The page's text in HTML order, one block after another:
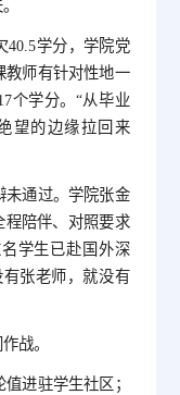
40.5学分，学院党
教师有针对性地一
个学分。“从毕业
望的边缘拉回来
未通过。学院张金
程陪伴、对照要求
学生已赴国外深
张老师，就没有
战。
进驻学生社区；